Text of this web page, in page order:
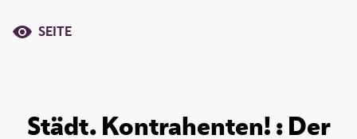
SEITE
Städt. Kontrahenten! : Der